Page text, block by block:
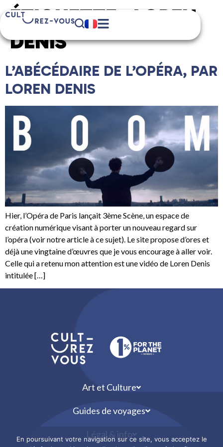
ÉTIQUETTE : LOREN
DENIS
L’ABÉCÉDAIRE DE L’OPÉRA, PAR
LOREN DENIS
Hier, l’Opéra de Paris lançait 3ème Scène, un espace de
création numérique visant à porter un nouveau regard sur
l’opéra (voir notre article à ce sujet). Le site propose d’ores et
déjà une vingtaine d’œuvres que je vous encourage à aller voir.
Celle qui a retenu mon attention est une vidéo de Loren Denis
intitulée […]
Art et Culture
Guides de voyages
Légal & info
En poursuivant votre navigation sur ce site, vous acceptez le